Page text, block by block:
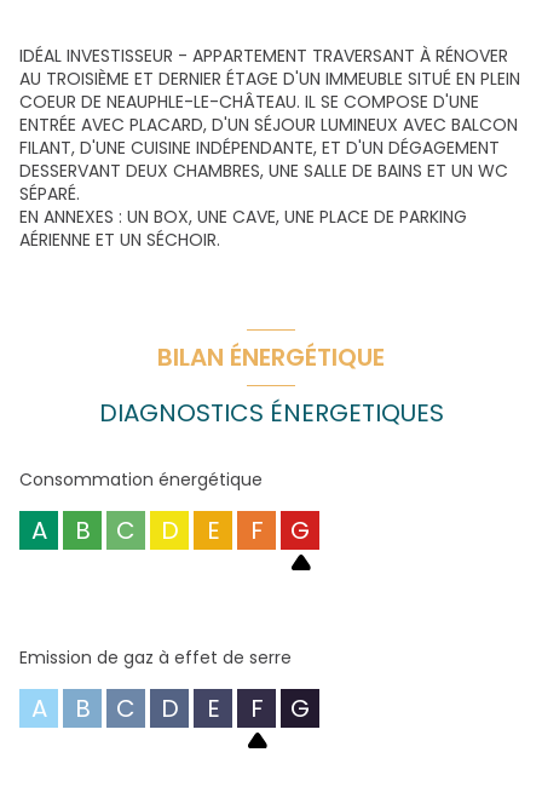
IDÉAL INVESTISSEUR - APPARTEMENT TRAVERSANT À RÉNOVER
AU TROISIÈME ET DERNIER ÉTAGE D'UN IMMEUBLE SITUÉ EN PLEIN
COEUR DE NEAUPHLE-LE-CHÂTEAU. IL SE COMPOSE D'UNE
ENTRÉE AVEC PLACARD, D'UN SÉJOUR LUMINEUX AVEC BALCON
FILANT, D'UNE CUISINE INDÉPENDANTE, ET D'UN DÉGAGEMENT
DESSERVANT DEUX CHAMBRES, UNE SALLE DE BAINS ET UN WC
SÉPARÉ.
EN ANNEXES : UN BOX, UNE CAVE, UNE PLACE DE PARKING
AÉRIENNE ET UN SÉCHOIR.
BILAN ÉNERGÉTIQUE
DIAGNOSTICS ÉNERGETIQUES
Consommation énergétique
A B C D E F G
Emission de gaz à effet de serre
A B C D E F G